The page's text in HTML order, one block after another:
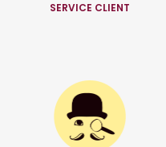
SERVICE CLIENT